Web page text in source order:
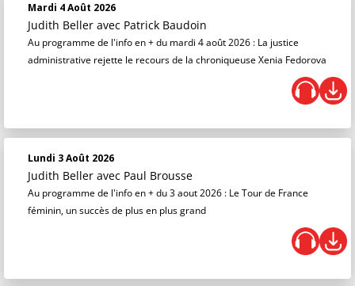
Mardi 4 Août 2026
Judith Beller avec Patrick Baudoin
Au programme de l'info en + du mardi 4 août 2026 : La justice
administrative rejette le recours de la chroniqueuse Xenia Fedorova
Lundi 3 Août 2026
Judith Beller avec Paul Brousse
Au programme de l'info en + du 3 aout 2026 : Le Tour de France
féminin, un succès de plus en plus grand